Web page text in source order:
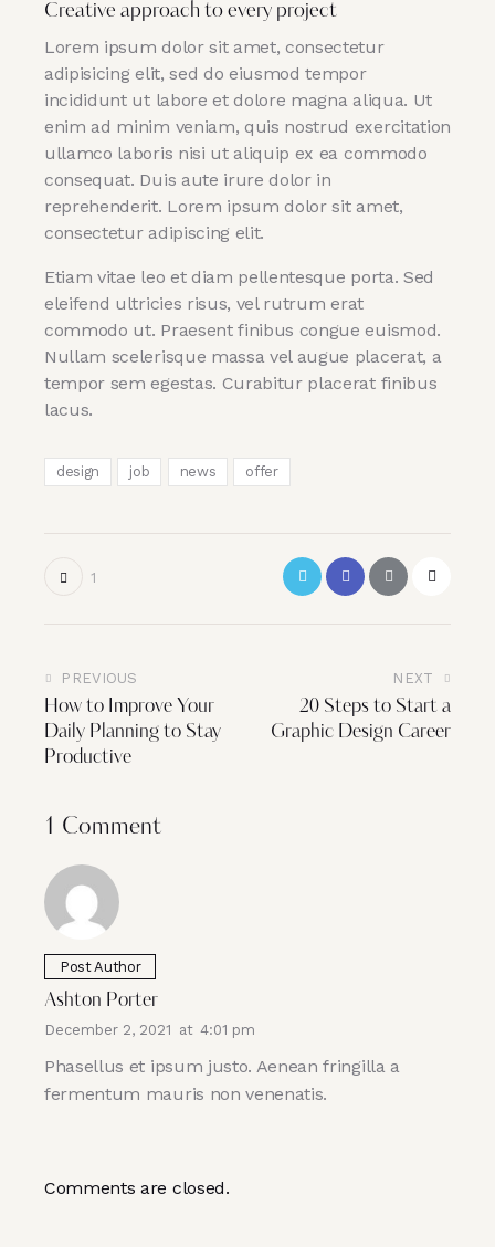
Creative approach to every project
Lorem ipsum dolor sit amet, consectetur
adipisicing elit, sed do eiusmod tempor
incididunt ut labore et dolore magna aliqua. Ut
enim ad minim veniam, quis nostrud exercitation
ullamco laboris nisi ut aliquip ex ea commodo
consequat. Duis aute irure dolor in
reprehenderit. Lorem ipsum dolor sit amet,
consectetur adipiscing elit.
Etiam vitae leo et diam pellentesque porta. Sed
eleifend ultricies risus, vel rutrum erat
commodo ut. Praesent finibus congue euismod.
Nullam scelerisque massa vel augue placerat, a
tempor sem egestas. Curabitur placerat finibus
lacus.
design job news offer
1
Post
navigation
PREVIOUS
How to Improve Your
Daily Planning to Stay
Productive
NEXT
20 Steps to Start a
Graphic Design Career
1 Comment
Post Author
Ashton Porter
December 2, 2021 at 4:01 pm
Phasellus et ipsum justo. Aenean fringilla a
fermentum mauris non venenatis.
Comments are closed.